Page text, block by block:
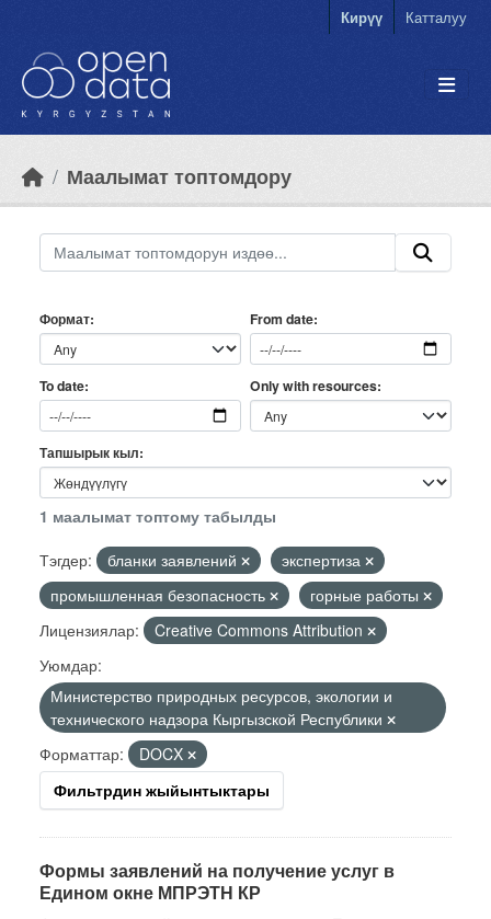
Кирүү Катталуу
Маалымат топтомдору
Формат From date
To date Only with resources
Тапшырык кыл
1 маалымат топтому табылды
Тэгдер:
бланки заявлений
экспертиза
промышленная безопасность
горные работы
Лицензиялар:
Creative Commons Attribution
Уюмдар:
Министерство природных ресурсов, экологии и
технического надзора Кыргызской Республики
Форматтар:
DOCX
Фильтрдин жыйынтыктары
Формы заявлений на получение услуг в
Едином окне МПРЭТН КР